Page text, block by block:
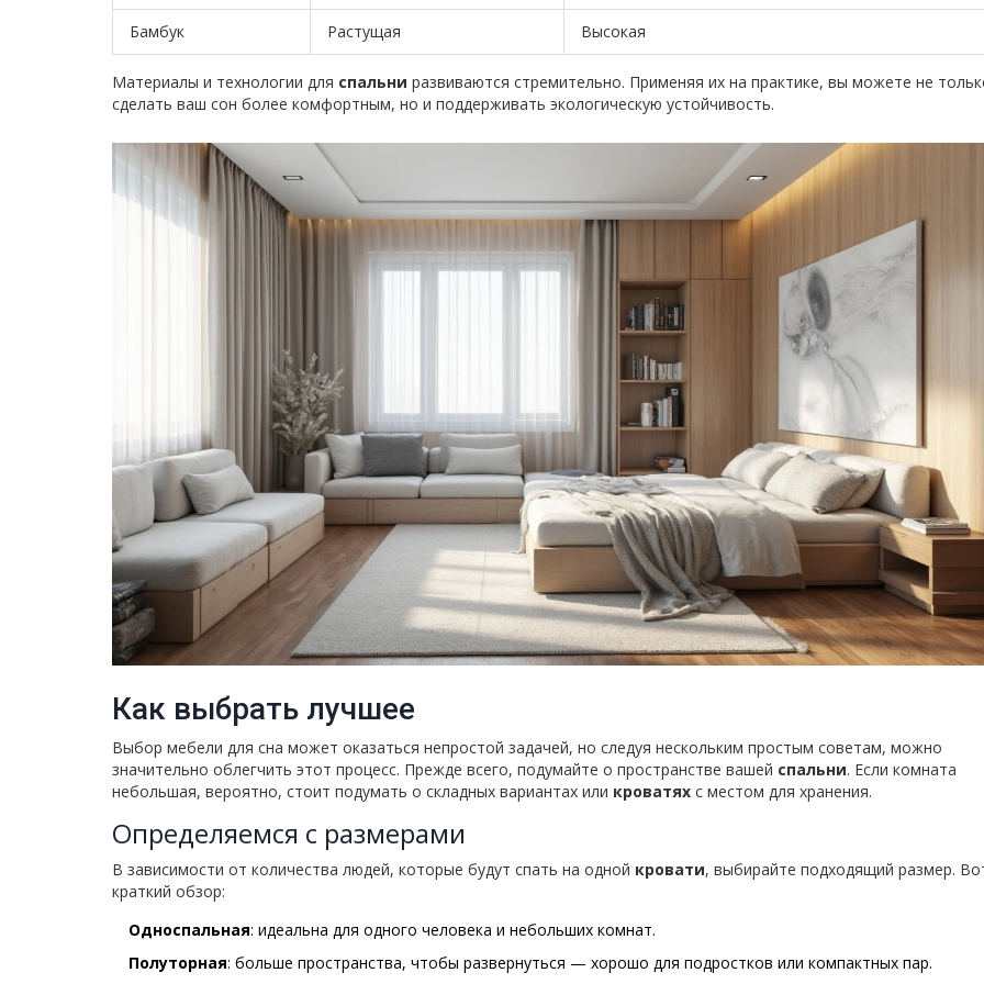
Бамбук Растущая Высокая
Материалы и технологии для спальни развиваются стремительно. Применяя их на практике, вы можете не
сделать ваш сон более комфортным, но и поддерживать экологическую устойчивость.
Как выбрать лучшее
Выбор мебели для сна может оказаться непростой задачей, но следуя нескольким простым советам, можно
значительно облегчить этот процесс. Прежде всего, подумайте о пространстве вашей спальни. Если комната
небольшая, вероятно, стоит подумать о складных вариантах или кроватях с местом для хранения.
Определяемся с размерами
В зависимости от количества людей, которые будут спать на одной кровати, выбирайте подходящий размер.
краткий обзор:
Односпальная: идеальна для одного человека и небольших комнат.
Полуторная: больше пространства, чтобы развернуться — хорошо для подростков или компактных пар.